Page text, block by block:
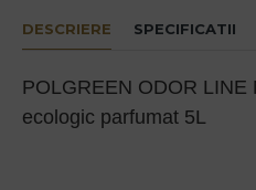
DESCRIERE SPECIFICATII
POLGREEN ODOR LINE
ecologic parfumat 5L